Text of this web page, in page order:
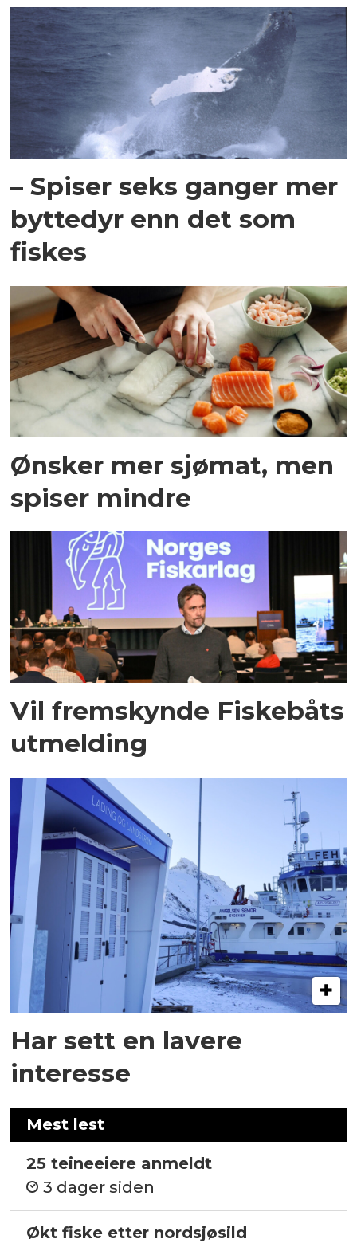
– Spiser seks ganger mer
byttedyr enn det som
fiskes
Ønsker mer sjømat, men
spiser mindre
Vil fremskynde Fiskebåts
utmelding
Har sett en lavere
interesse
Mest lest
25 teineeiere anmeldt
3 dager siden
Økt fiske etter nordsjøsild